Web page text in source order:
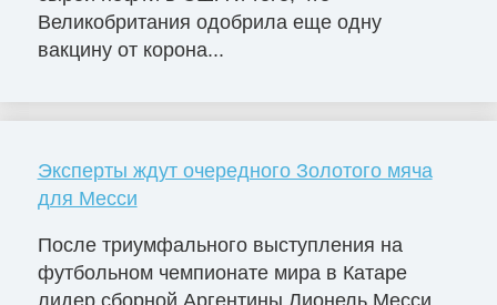
Великобритания одобрила еще одну
вакцину от корона...
Эксперты ждут очередного Золотого мяча
для Месси
После триумфального выступления на
футбольном чемпионате мира в Катаре